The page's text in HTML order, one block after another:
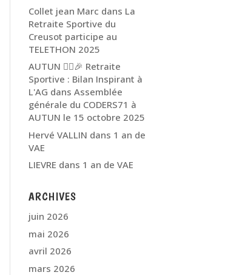
Collet jean Marc dans La
Retraite Sportive du
Creusot participe au
TELETHON 2025
AUTUN 🏃‍♂️🎉 Retraite
Sportive : Bilan Inspirant à
L'AG dansAssemblée
générale du CODERS71 à
AUTUN le 15 octobre 2025
Hervé VALLIN dans 1 an de
VAE
LIEVRE dans 1 an de VAE
ARCHIVES
juin 2026
mai 2026
avril 2026
mars 2026